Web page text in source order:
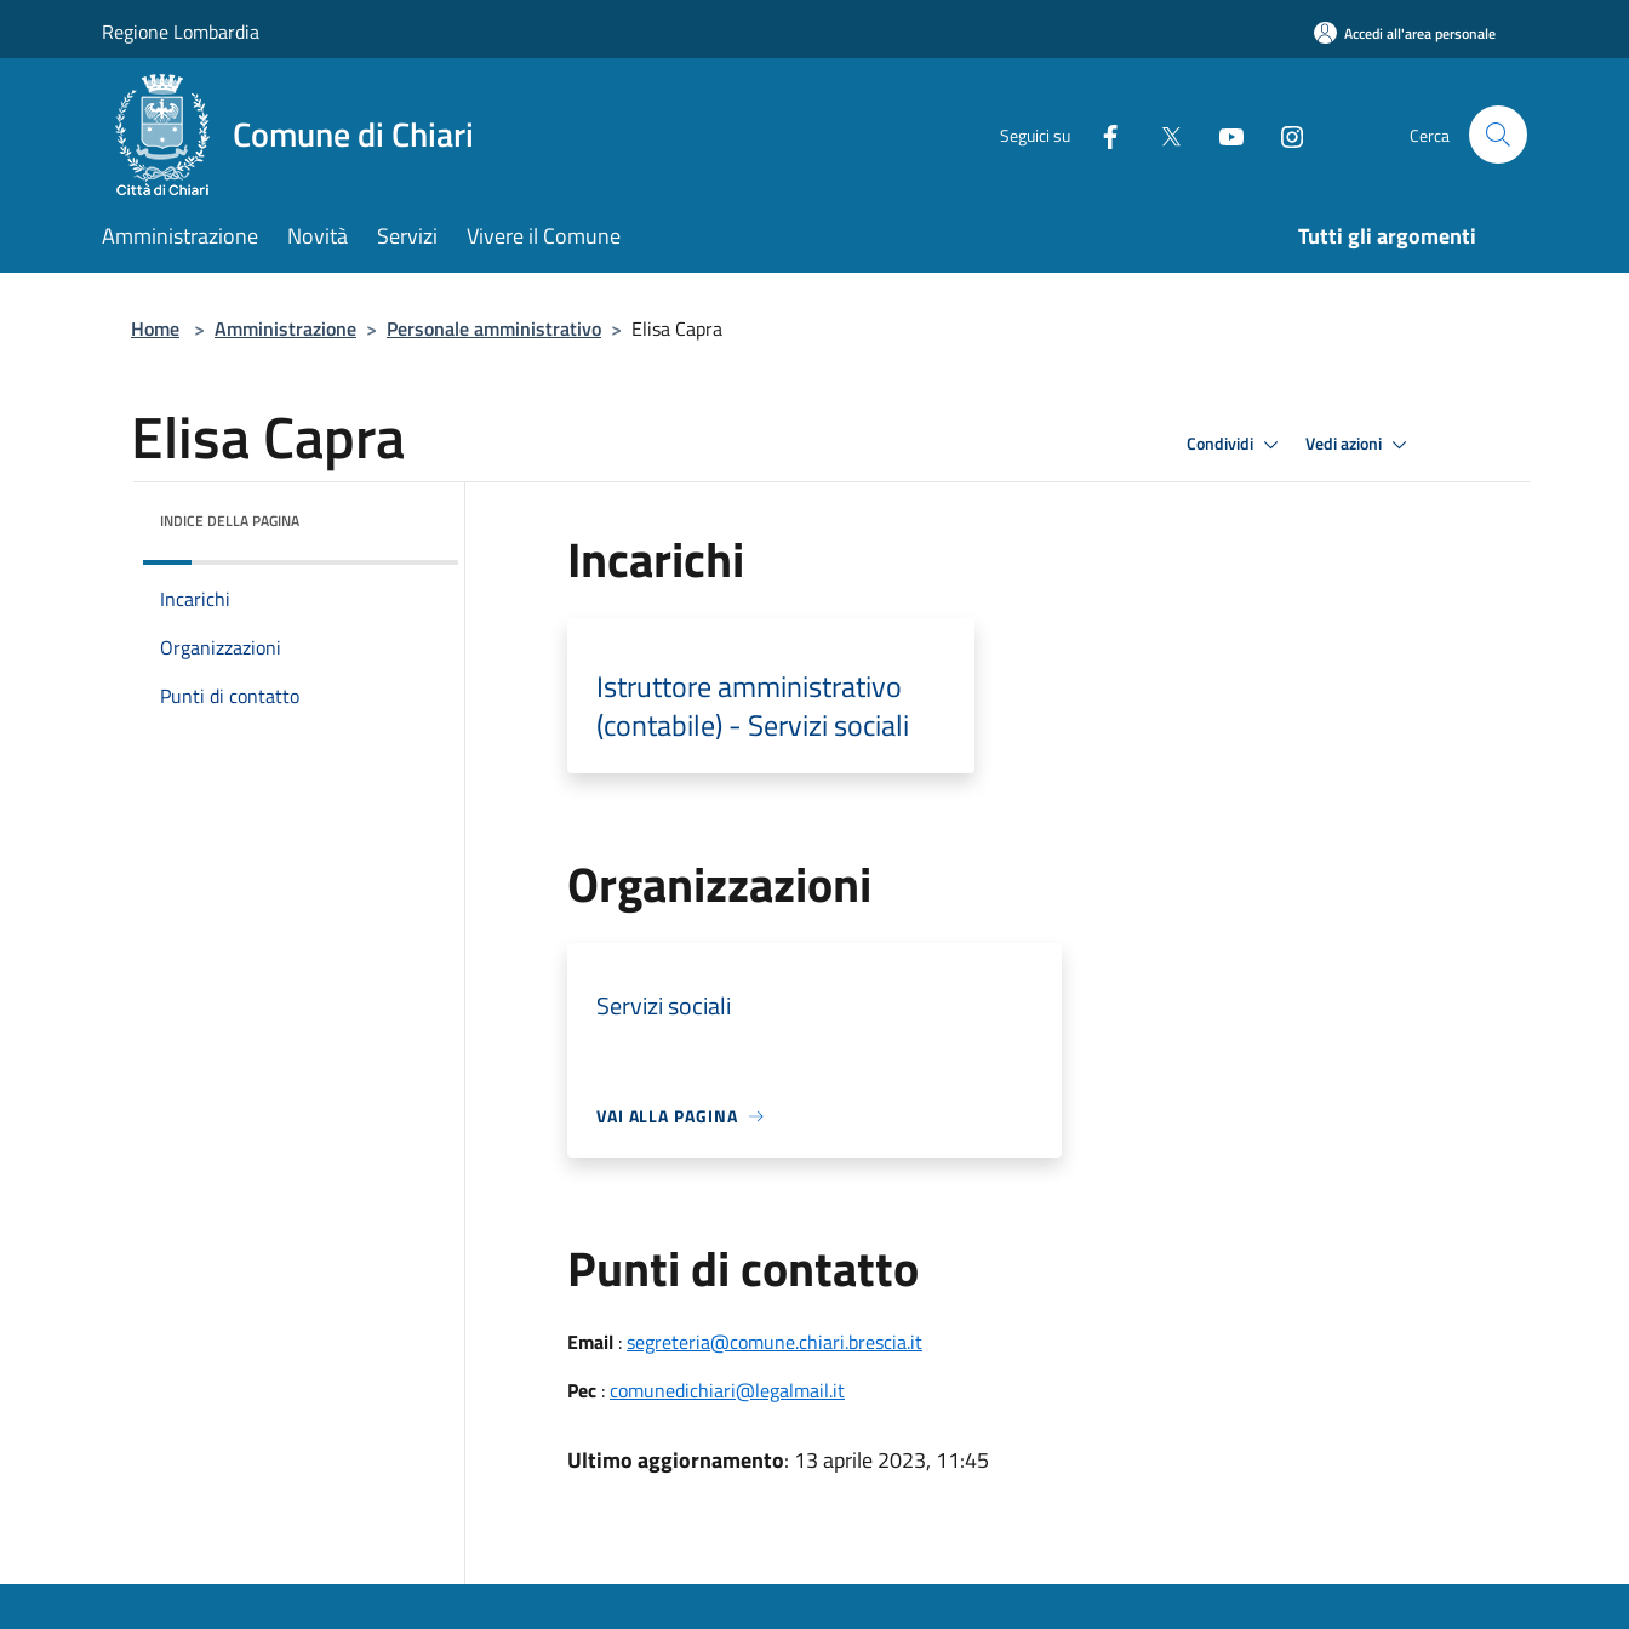
Regione Lombardia Accedi all'area personale
Comune di Chiari Seguici su Cerca
Amministrazione Novità Servizi Vivere il Comune Tutti gli argomenti
Home > Amministrazione > Personale amministrativo > Elisa Capra
Elisa Capra Condividi Vedi azioni
INDICE DELLA PAGINA
Incarichi
Organizzazioni
Punti di contatto
Incarichi
Istruttore amministrativo
(contabile) - Servizi sociali
Organizzazioni
Servizi sociali
VAI ALLA PAGINA
Punti di contatto
Email:segreteria@comune.chiari.brescia.it
Pec:comunedichiari@legalmail.it
Ultimo aggiornamento: 13 aprile 2023, 11:45